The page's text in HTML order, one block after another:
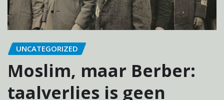
UNCATEGORIZED
Moslim, maar Berber:
taalverlies is geen